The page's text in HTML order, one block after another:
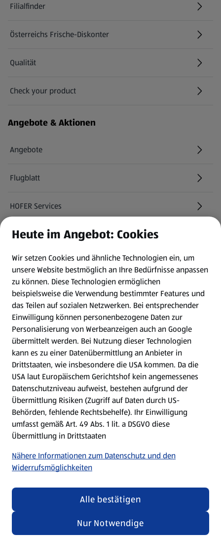
Filialfinder
Österreichs Frische-Diskonter
Qualität
Check your product
(öffnet in einem neuen Tab)
Angebote & Aktionen
Angebote
Flugblatt
HOFER Services
Newsletter
WhatsApp
Gewinnspiele
Mein HOFER. Meine Einkäufe.
Meine Meinung. Mein HOFER.
Gutscheingroßbestellung
(öffnet in einem neuen Tab)
Folge uns hier:
Jetzt die HOFER App downloaden
Datenschutz- und Richtlinienmenü
Impressum
Security Policy
(öffnet in einem neuen Tab)
Heute im Angebot: Cookies
Wir setzen Cookies und ähnliche Technologien ein, um
unsere Website bestmöglich an Ihre Bedürfnisse anpassen
zu können. Diese Technologien ermöglichen
beispielsweise die Verwendung bestimmter Features und
das Teilen auf sozialen Netzwerken. Bei entsprechender
Einwilligung können personenbezogene Daten zur
Personalisierung von Werbeanzeigen auch an Google
übermittelt werden. Bei Nutzung dieser Technologien
kann es zu einer Datenübermittlung an Anbieter in
Drittstaaten, wie insbesondere die USA kommen. Da die
USA laut Europäischem Gerichtshof kein angemessenes
Datenschutzniveau aufweist, bestehen aufgrund der
Übermittlung Risiken (Zugriff auf Daten durch US-
Behörden, fehlende Rechtsbehelfe). Ihr Einwilligung
umfasst gemäß Art. 49 Abs. 1 lit. a DSGVO diese
Übermittlung in Drittstaaten
Nähere Informationen zum Datenschutz und den
Widerrufsmöglichkeiten
Nur Notwendige
Alle bestätigen